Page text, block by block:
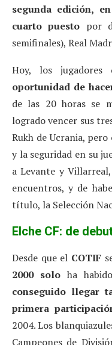
segunda edición,
cuarto puesto por
semifinales), Real
Hoy, los
oportunidad de
de las 20 horas se
logrado vencer sus
Rukh de Ucrania,
y la seguridad en su
a Levante y
encuentros, y de
título, la Selección
Elche CF: de
Desde que el COTIF
2000 solo ha
conseguido llegar
primera
2004. Los
Campeones de